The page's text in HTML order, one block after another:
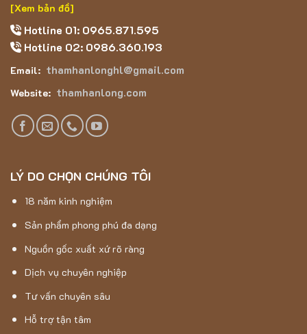
[Xem bản đồ]
Hotline 01: 0965.871.595
Hotline 02: 0986.360.193
Email: thamhanlonghl@gmail.com
Website: thamhanlong.com
LÝ DO CHỌN CHÚNG TÔI
18 năm kinh nghiệm
Sản phẩm phong phú đa dạng
Nguồn gốc xuất xứ rõ ràng
Dịch vụ chuyên nghiệp
Tư vấn chuyên sâu
Hỗ trợ tận tâm